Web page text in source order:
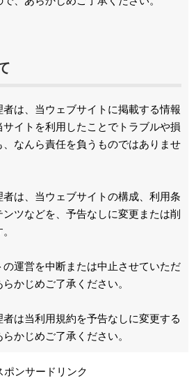
は、当ウェブサイトに掲載する情報
イトを利用したことでトラブルや損
なんら責任を負うものではありませ
は、当ウェブサイトの構成、利用条
ツなどを、予告なしに変更または削
の運営を中断または中止させていただ
かじめご了承ください。
は当利用規約を予告なしに変更する
かじめご了承ください。
ポンサードリンク